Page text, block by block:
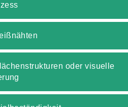
oder visuelle